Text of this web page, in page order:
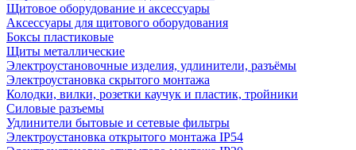
Щитовое оборудование и аксессуары
Аксессуары для щитового оборудования
Боксы пластиковые
Щиты металлические
Электроустановочные изделия, удлинители, разъёмы
Электроустановка скрытого монтажа
Колодки, вилки, розетки каучук и пластик, тройники
Силовые разъемы
Удлинители бытовые и сетевые фильтры
Электроустановка открытого монтажа IP54